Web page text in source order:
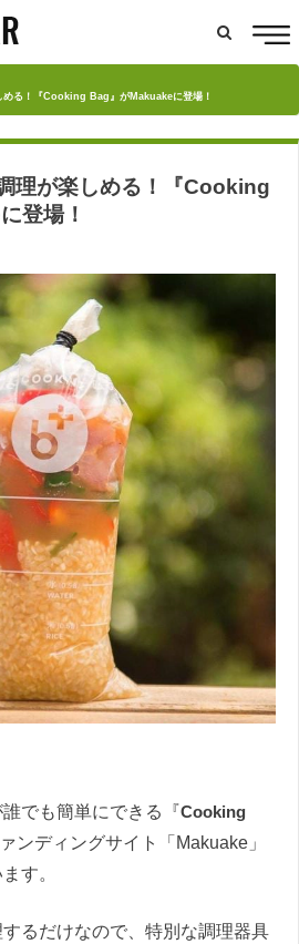
める！『Cooking Bag』がMakuakeに登場！
理が楽しめる！『Cooking
登場！
でも簡単にできる『Cooking
ンディングサイト「Makuake」
す。
るだけなので、特別な調理器具